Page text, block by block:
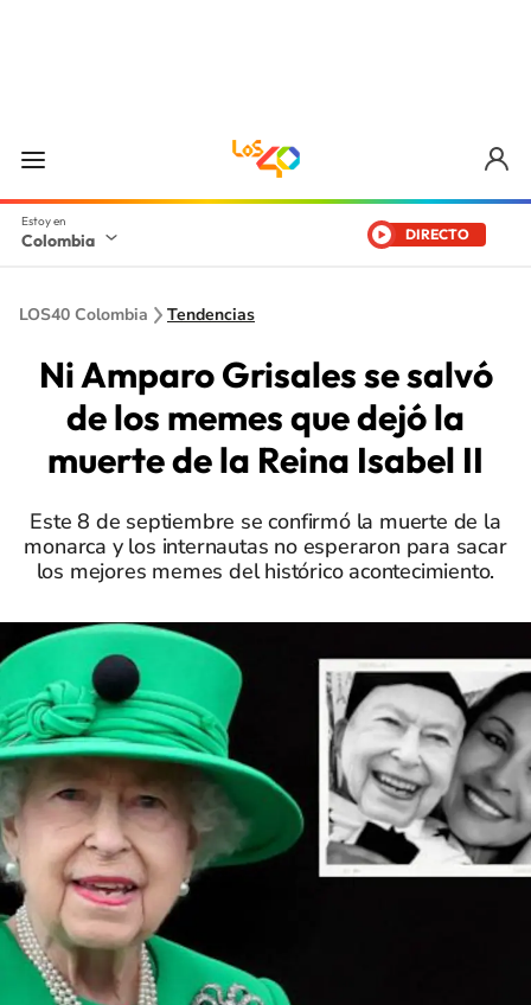
Colombia DIRECTO
LOS40 Colombia Tendencias
Ni Amparo Grisales se salvó
de los memes que dejó la
muerte de la Reina Isabel II
Este 8 de septiembre se confirmó la muerte de la
monarca y los internautas no esperaron para sacar
los mejores memes del histórico acontecimiento.